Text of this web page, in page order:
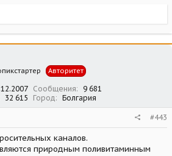
Авторитет
Сообщения
9 681
32 615 Город Болгария
#443
каналов.
природным поливитаминным